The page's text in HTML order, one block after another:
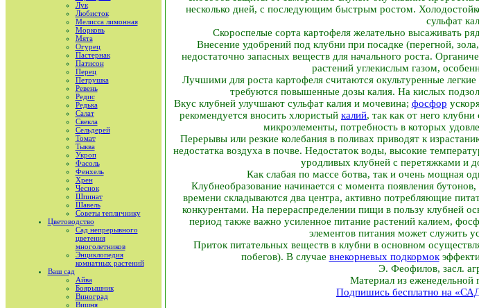
Лук
Любисток
Мелисса лимонная
Морковь
Мята
Огурец
Пастернак
Патисон
Перец
Петрушка
Ревень
Редис
Редька
Салат
Свекла
Сельдерей
Томат
Тыква
Укроп
Фасоль
Фенхель
Хрен
Чеснок
Шпинат
Шавель
Советы тепличнику
Цветоводство
Сад непрерывного
цветения
многолетников
Энциклопедия
комнатных растений
Ваш сад
Айва
Боярышник
Виноград
Вишня
несколько дней, с последующим быстрым ростом.
сульфат
Скороспелые сорта картофеля желательно высаживать
Внесение удобрений под клубни при посадке (перегной,
недостаточно запасных веществ для начального роста.
растений углекислым газом,
Лучшими для роста картофеля считаются окультуренные
требуются повышенные дозы калия. На кислых
Вкус клубней улучшают сульфат калия и мочевина; фосфор
рекомендуется вносить хлористый калий, так как от него
микроэлементы, потребность в которых
Перерывы или резкие колебания в поливах приводят к
недостатка воздуха в почве. Недостаток воды, высокие
уродливых клубней с перетяжками и
Как слабая по массе ботва, так и очень мощная
Клубнеобразование начинается с момента появления
времени складываются два центра, активно потребляющие
конкурентами. На перераспределении пищи в пользу клубней
период также важно усиленное питание растений калием,
элементов питания может служить
Приток питательных веществ в клубни в основном
побегов). В случае внекорневых подкормок
Э. Феофилов, засл.
Материал из
Подпишись бесплатно на